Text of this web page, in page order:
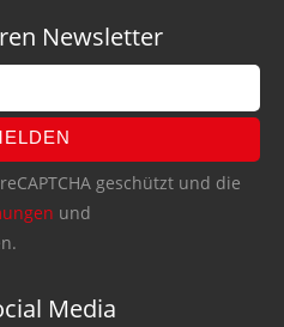
Newsletter
geschützt und die
und
Media